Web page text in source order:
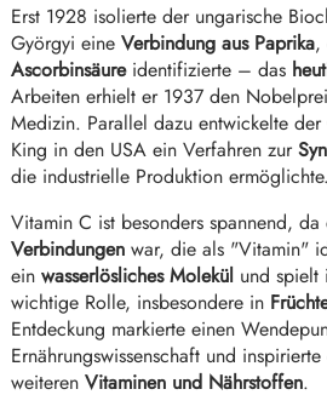
Erst 1928 isolierte der ungarische
Györgyi eine Verbindung aus Paprika,
Ascorbinsäureidentifizierte – das
Arbeiten erhielt er 1937 den
Medizin. Parallel dazu entwickelte
King in den USA ein Verfahren zur
die industrielle Produktion ermöglichte.
Vitamin C ist besonders spannend, da
Verbindungen war, die als "Vitamin"
ein wasserlösliches Molekül und spielt
wichtige Rolle, insbesondere in
Entdeckung markierte einen
Ernährungswissenschaft und
weiteren Vitaminen und Nährstoffen.